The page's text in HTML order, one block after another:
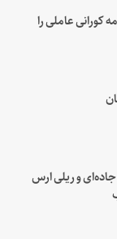
کورانی عاملی را
جاده‌ای و ریلی ارس